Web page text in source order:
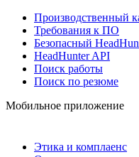
Производственный
Требования к ПО
Безопасный
HeadHunter API
Поиск работы
Поиск по резюме
Мобильное приложение
Этика и комплаенс